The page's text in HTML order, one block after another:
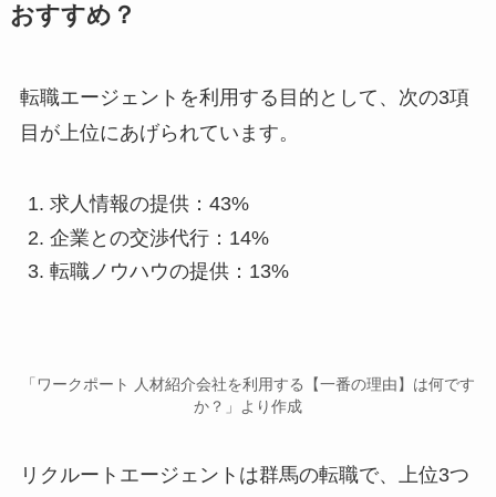
おすすめ？
転職エージェントを利用する目的として、次の3項
目が上位にあげられています。
求人情報の提供：43%
企業との交渉代行：14%
転職ノウハウの提供：13%
「ワークポート 人材紹介会社を利用する【一番の理由】は何です
か？」より作成
リクルートエージェントは群馬の転職で、上位3つ